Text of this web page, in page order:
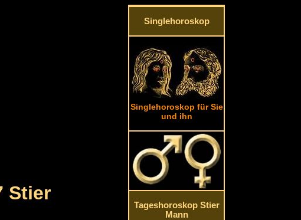
Stier
Singlehoroskop
Singlehoroskop für Sie
und ihn
Tageshoroskop Stier
Mann